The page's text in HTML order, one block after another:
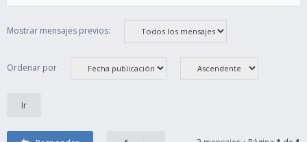
Mostrar mensajes previos:
Ordenar por